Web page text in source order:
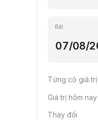
Bật
Từng có giá trị
Giá trị hôm nay
Thay đổi